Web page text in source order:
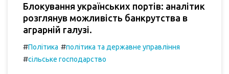
Блокування українських портів: аналітик
розглянув можливість банкрутства в
аграрній галузі.
#Політика #політика та державне управління
#сільське господарство